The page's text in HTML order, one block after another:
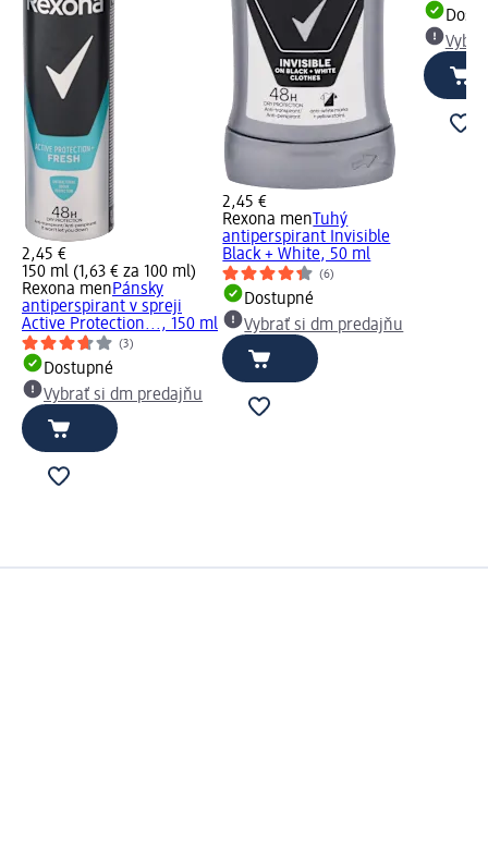
2,45 €
150 ml (1,63 € za 100 ml)
Rexona menPánsky
antiperspirant v spreji
Active Protection..., 150 ml
(3)
Dostupné
Vybrať si dm predajňu
2,45 €
Rexona men Tuhý
antiperspirant Invisible
Black + White, 50 ml
(6)
Dostupné
Vybrať si dm predajňu